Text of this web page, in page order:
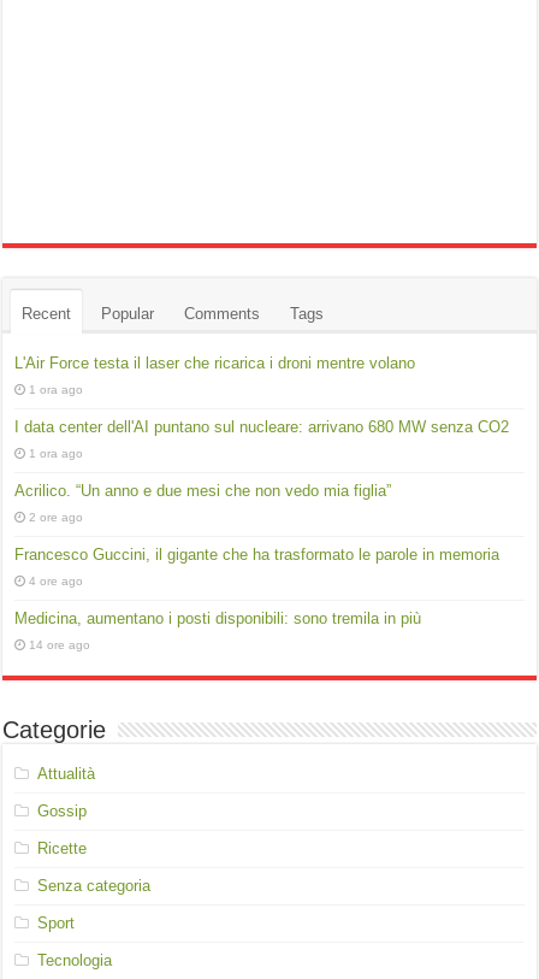
Recent Popular Comments Tags
L'Air Force testa il laser che ricarica i droni mentre volano
1 ora ago
I data center dell'AI puntano sul nucleare: arrivano 680 MW senza CO2
1 ora ago
Acrilico. “Un anno e due mesi che non vedo mia figlia”
2 ore ago
Francesco Guccini, il gigante che ha trasformato le parole in memoria
4 ore ago
Medicina, aumentano i posti disponibili: sono tremila in più
14 ore ago
Categorie
Attualità
Gossip
Ricette
Senza categoria
Sport
Tecnologia